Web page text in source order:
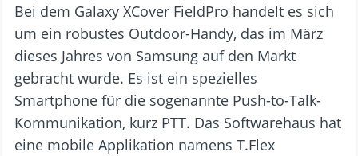
Bei dem Galaxy XCover FieldPro handelt es sich
um ein robustes Outdoor-Handy, das im März
dieses Jahres von Samsung auf den Markt
gebracht wurde. Es ist ein spezielles
Smartphone für die sogenannte Push-to-Talk-
Kommunikation, kurz PTT. Das Softwarehaus hat
eine mobile Applikation namens T.Flex